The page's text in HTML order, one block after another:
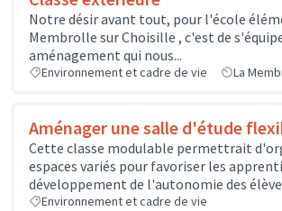
Notre désir avant tout, pour l'école
Membrolle sur Choisille , c'est de
aménagement qui nous...
Environnement et cadre de vie La
Aménager une salle d'étude
Cette classe modulable permettrait
espaces variés pour favoriser les
développement de l'autonomie des
Environnement et cadre de vie